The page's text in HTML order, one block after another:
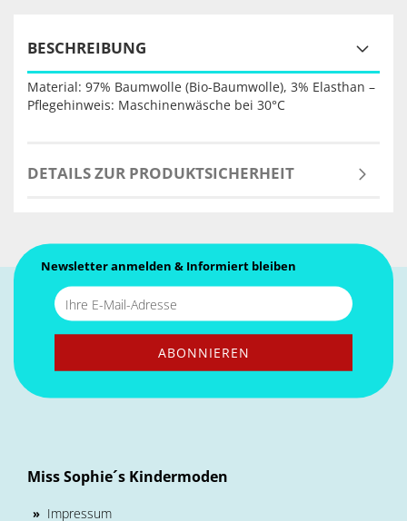
BESCHREIBUNG
Material: 97% Baumwolle (Bio-Baumwolle), 3% Elasthan –
Pflegehinweis: Maschinenwäsche bei 30°C
DETAILS ZUR PRODUKTSICHERHEIT
Newsletter anmelden & Informiert bleiben
Miss Sophie´s Kindermoden
» Impressum